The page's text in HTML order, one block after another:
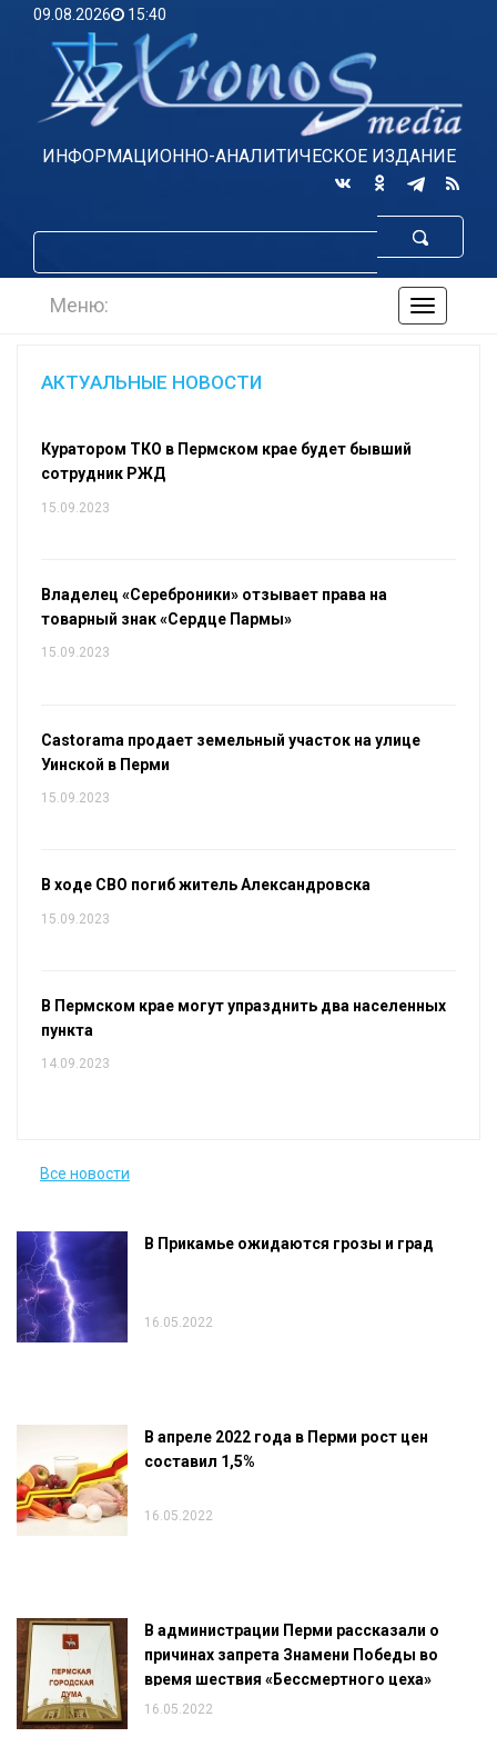
09.08.2026 15:40
ИНФОРМАЦИОННО-АНАЛИТИЧЕСКОЕ ИЗДАНИЕ
по
Меню:
АКТУАЛЬНЫЕ НОВОСТИ
Куратором ТКО в Пермском крае будет бывший
сотрудник РЖД
15.09.2023
Владелец «Сереброники» отзывает права на
товарный знак «Сердце Пармы»
15.09.2023
Castorama продает земельный участок на улице
Уинской в Перми
15.09.2023
В ходе СВО погиб житель Александровска
15.09.2023
В Пермском крае могут упразднить два населенных
пункта
14.09.2023
Все новости
В Прикамье ожидаются грозы и град
16.05.2022
В апреле 2022 года в Перми рост цен
составил 1,5%
16.05.2022
В администрации Перми рассказали о
причинах запрета Знамени Победы во
время шествия «Бессмертного цеха»
16.05.2022